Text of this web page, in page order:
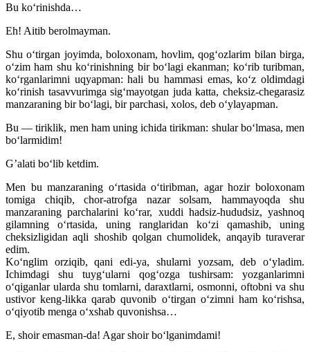
Bu ko‘rinishda…
Eh! Aitib berolmayman.
Shu o‘tirgan joyimda, boloxonam, hovlim, qog‘ozlarim bilan birga,
o‘zim ham shu ko‘rinishning bir bo‘lagi ekanman; ko‘rib turibman,
ko‘rganlarimni uqyapman: hali bu hammasi emas, ko‘z oldimdagi
ko‘rinish tasavvurimga sig‘mayotgan juda katta, cheksiz-chegarasiz
manzaraning bir bo‘lagi, bir parchasi, xolos, deb o‘ylayapman.
Bu — tiriklik, men ham uning ichida tirikman: shular bo‘lmasa, men
bo‘larmidim!
G’alati bo‘lib ketdim.
Men bu manzaraning o‘rtasida o‘tiribman, agar hozir boloxonam
tomiga chiqib, chor-atrofga nazar solsam, hammayoqda shu
manzaraning parchalarini ko‘rar, xuddi hadsiz-hududsiz, yashnoq
gilamning o‘rtasida, uning ranglaridan ko‘zi qamashib, uning
cheksizligidan aqli shoshib qolgan chumolidek, anqayib turaverar
edim.
Ko‘nglim orziqib, qani edi-ya, shularni yozsam, deb o‘yladim.
Ichimdagi shu tuyg‘ularni qog‘ozga tushirsam: yozganlarimni
o‘qiganlar ularda shu tomlarni, daraxtlarni, osmonni, oftobni va shu
ustivor keng-likka qarab quvonib o‘tirgan o‘zimni ham ko‘rishsa,
o‘qiyotib menga o‘xshab quvonishsa…
E, shoir emasman-da! Agar shoir bo‘lganimdami!